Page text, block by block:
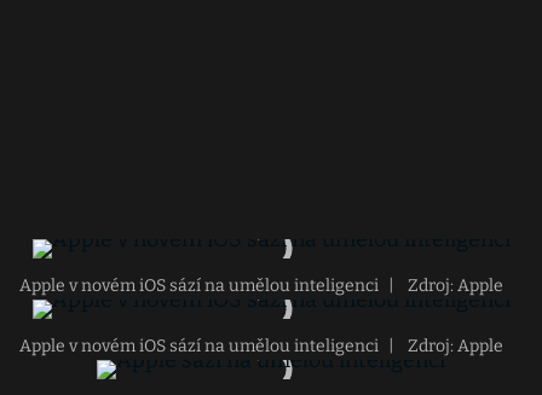
Apple v novém iOS sází na umělou inteligenci Zdroj: Apple
Apple v novém iOS sází na umělou inteligenci Zdroj: Apple